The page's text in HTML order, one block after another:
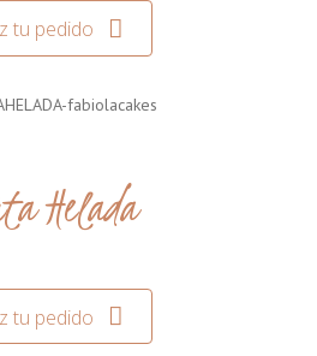
tu pedido
Helada
tu pedido